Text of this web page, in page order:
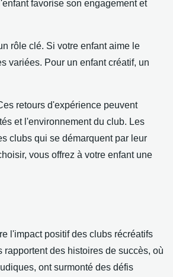
favorise son engagement et
rôle clé. Si votre enfant aime le
variées. Pour un enfant créatif, un
retours d'expérience peuvent
et l'environnement du club. Les
clubs qui se démarquent par leur
vous offrez à votre enfant une
l'impact positif des clubs récréatifs
des histoires de succès, où
ont surmonté des défis